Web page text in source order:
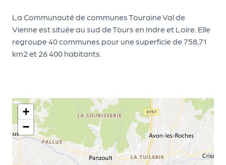
La Communauté de communes Touraine Val de
Vienne est située au sud de Tours en Indre et Loire. Elle
regroupe 40 communes pour une superficie de 758,71
km2 et 26 400 habitants.
+
−
G!
Le
Ma
Sui
vr
e
le